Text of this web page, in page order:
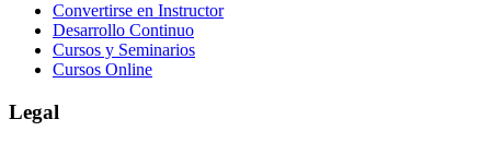
Convertirse en Instructor
Desarrollo Continuo
Cursos y Seminarios
Cursos Online
Legal